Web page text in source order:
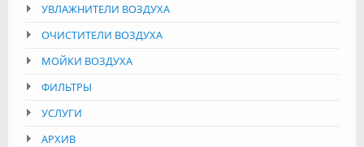
УВЛАЖНИТЕЛИ ВОЗДУХА
ОЧИСТИТЕЛИ ВОЗДУХА
МОЙКИ ВОЗДУХА
ФИЛЬТРЫ
УСЛУГИ
АРХИВ